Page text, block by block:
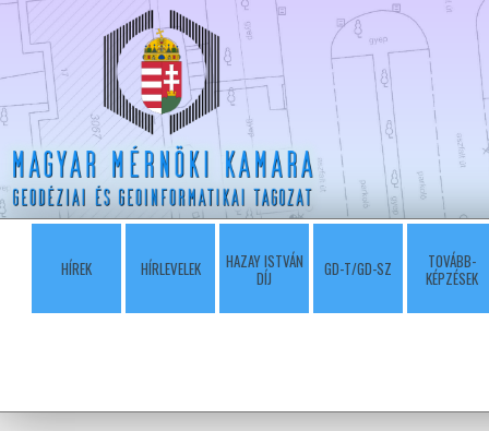
HÍREK HÍRLEVELEK
HAZAY ISTVÁN
DÍJ
GD-T/GD-SZ
TOVÁBB-
KÉPZÉSEK